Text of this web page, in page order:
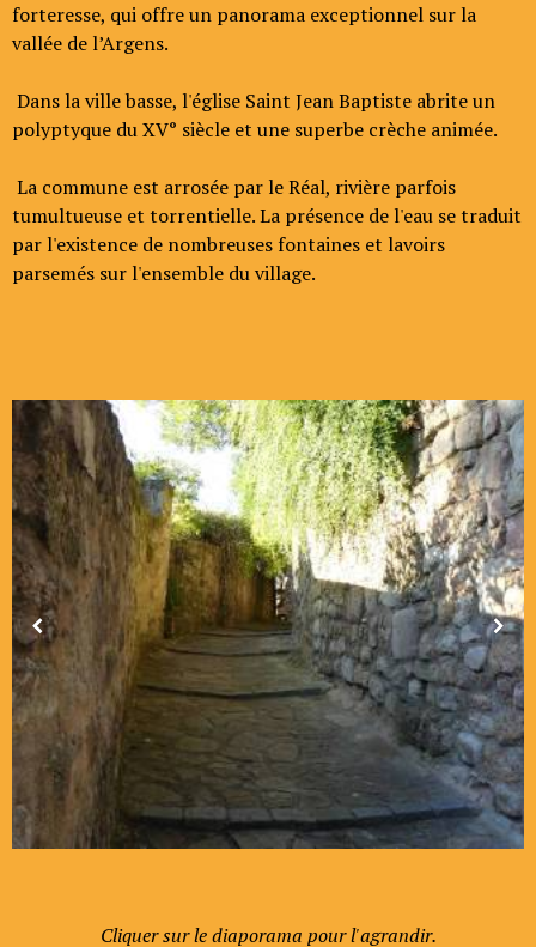
forteresse, qui offre un panorama exceptionnel sur la
vallée de l’Argens.
Dans la ville basse, l'église Saint Jean Baptiste abrite un
polyptyque du XV° siècle et une superbe crèche animée.
La commune est arrosée par le Réal, rivière parfois
tumultueuse et torrentielle. La présence de l'eau se traduit
par l'existence de nombreuses fontaines et lavoirs
parsemés sur l'ensemble du village.
Cliquer sur le diaporama pour l'agrandir.